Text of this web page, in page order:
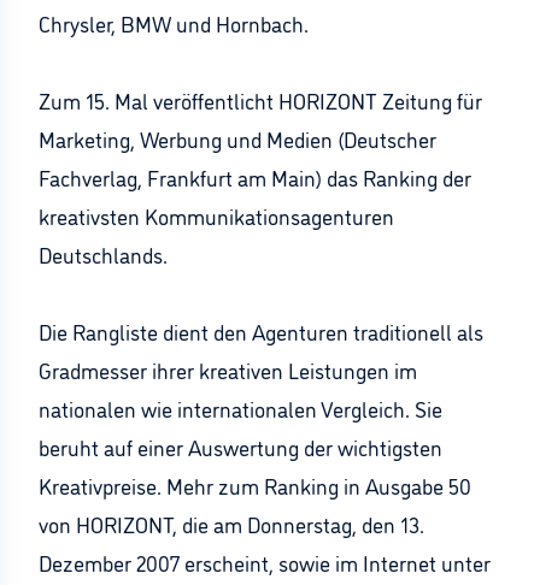
Chrysler, BMW und Hornbach.
Zum 15. Mal veröffentlicht HORIZONT Zeitung für
Marketing, Werbung und Medien (Deutscher
Fachverlag, Frankfurt am Main) das Ranking der
kreativsten Kommunikationsagenturen
Deutschlands.
Die Rangliste dient den Agenturen traditionell als
Gradmesser ihrer kreativen Leistungen im
nationalen wie internationalen Vergleich. Sie
beruht auf einer Auswertung der wichtigsten
Kreativpreise. Mehr zum Ranking in Ausgabe 50
von HORIZONT, die am Donnerstag, den 13.
Dezember 2007 erscheint, sowie im Internet unter